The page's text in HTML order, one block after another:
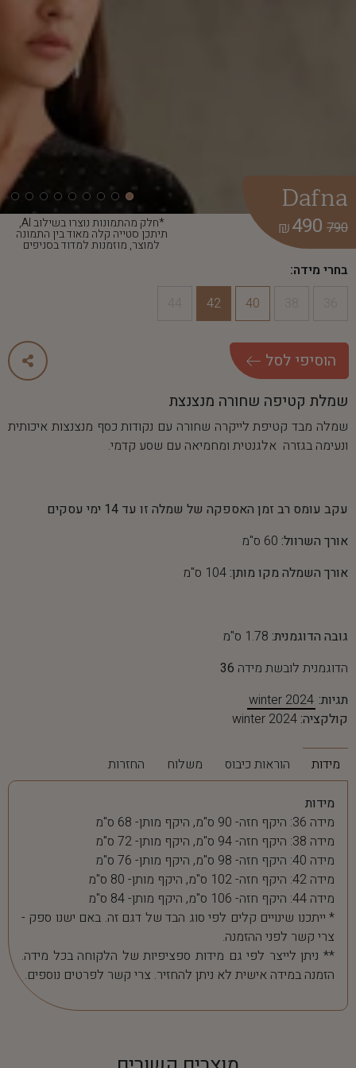
*חלק מהתמונות נוצרו בשילוב AI,
תיתכן סטייה קלה מאוד בין התמונה
למוצר, מוזמנות למדוד בסניפים
Dafna
790
490
₪
בחרי מידה:
40
42
הוסיפי לסל
שמלת קטיפה שחורה מנצנצת
שמלה מבד קטיפת לייקרה שחורה עם נקודות כסף מנצנצות איכותית
ונעימה בגזרה אלגנטית ומחמיאה עם שסע קדמי.
עקב עומס רב זמן האספקה של שמלה זו עד 14 ימי עסקים
אורך השרוול: 60 ס"מ
אורך השמלה מקו מותן:
גובה הדוגמנית: 1.78 ס"מ
הדוגמנית לובשת מידה 36
תגיות: winter 2024
קולקציה: winter 2024
מידות הוראות כיבוס משלוח החזרות
מידות
מידה 36: היקף חזה- 90 ס"מ, היקף מותן- 68 ס"מ
מידה 38: היקף חזה- 94 ס"מ, היקף מותן- 72 ס"מ
מידה 40: היקף חזה- 98 ס"מ, היקף מותן- 76 ס"מ
מידה 42: היקף חזה- 102 ס"מ, היקף מותן- 80 ס"מ
מידה 44: היקף חזה- 106 ס"מ, היקף מותן- 84 ס"מ
* ייתכנו שינויים קלים לפי סוג הבד של דגם זה. באם ישנו ספק -
צרי קשר לפני ההזמנה.
** ניתן לייצר לפי גם מידות ספציפיות של הלקוחה בכל מידה.
הזמנה במידה אישית לא ניתן להחזיר. צרי קשר לפרטים נוספים.